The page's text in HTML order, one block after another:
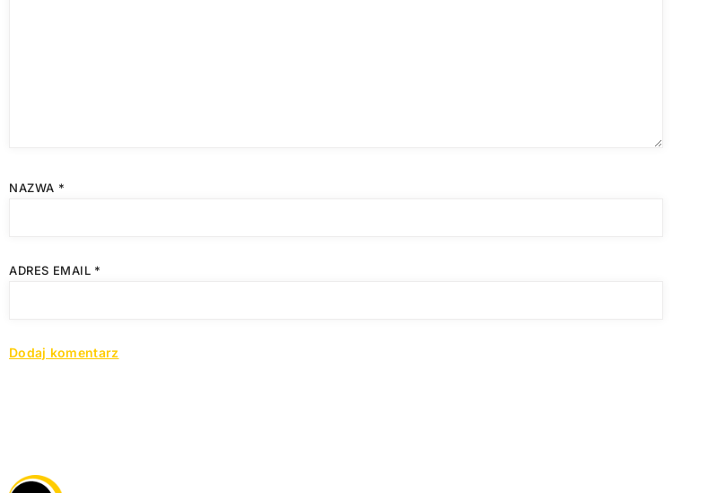
NAZWA *
ADRES EMAIL *